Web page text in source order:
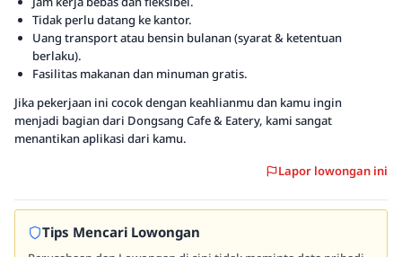
Tidak perlu datang ke kantor.
Uang transport atau bensin bulanan (syarat & ketentuan
berlaku).
Fasilitas makanan dan minuman gratis.
Jika pekerjaan ini cocok dengan keahlianmu dan kamu ingin
menjadi bagian dari Dongsang Cafe & Eatery, kami sangat
menantikan aplikasi dari kamu.
Lapor lowongan ini
Tips Mencari Lowongan